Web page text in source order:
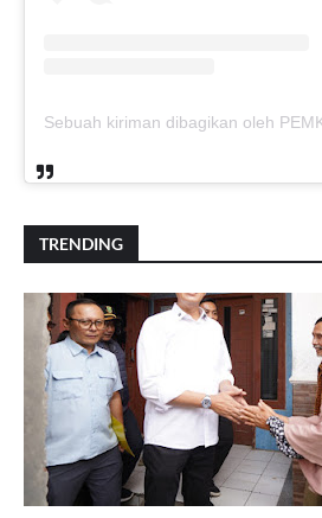
TRENDING